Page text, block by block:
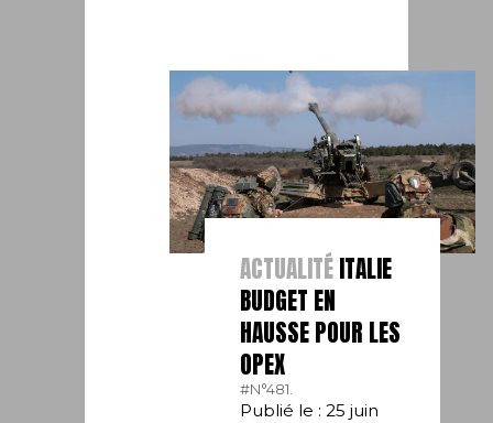
ACTUALITÉITALIE
BUDGET EN
HAUSSE POUR LES
OPEX
#N°481.
Publié le : 25 juin